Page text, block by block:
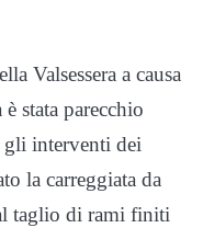
Valsessera a causa
stata parecchio
gli interventi dei
la carreggiata da
taglio di rami finiti